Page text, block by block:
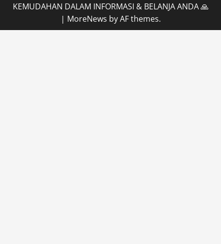
KEMUDAHAN DALAM INFORMASI & BELANJA ANDA 🙏
| MoreNews by AF themes.